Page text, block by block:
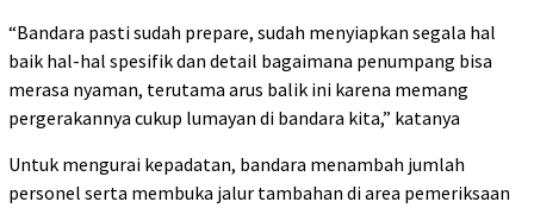
“Bandara pasti sudah prepare, sudah menyiapkan segala hal
baik hal-hal spesifik dan detail bagaimana penumpang bisa
merasa nyaman, terutama arus balik ini karena memang
pergerakannya cukup lumayan di bandara kita,” katanya
Untuk mengurai kepadatan, bandara menambah jumlah
personel serta membuka jalur tambahan di area pemeriksaan